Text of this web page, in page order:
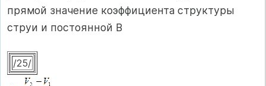
прямой значение коэффициента структуры
струи и постоянной В
/25/